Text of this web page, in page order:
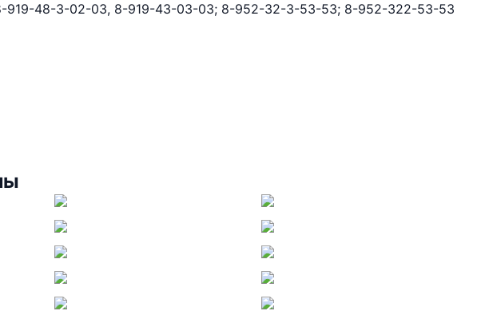
919-48-3-02-03, 8-919-43-03-03; 8-952-32-3-53-53; 8-952-322-53-53